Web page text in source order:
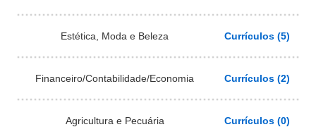
Estética, Moda e Beleza Currículos (5)
Financeiro/Contabilidade/Economia Currículos (2)
Agricultura e Pecuária Currículos (0)